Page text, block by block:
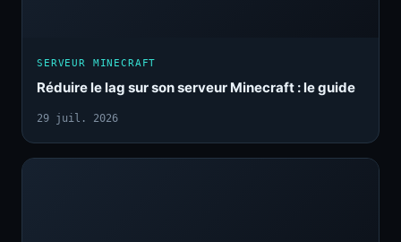
SERVEUR MINECRAFT
Réduire le lag sur son serveur Minecraft : le guide
29 juil. 2026